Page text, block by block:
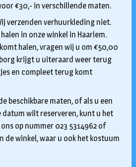
€30,- in verschillende maten.
verzenden verhuurkleding niet.
in onze winkel in Haarlem.
halen, vragen wij u om €50,00
krijgt u uiteraard weer terug
en compleet terug komt
beschikbare maten, of als u een
datum wilt reserveren, kunt u het
op nummer 023 5314962 of
de winkel, waar u ook het kostuum